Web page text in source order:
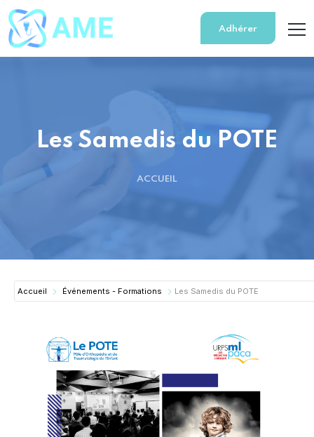
Adhérer
Les Samedis du POTE
ACCUEIL
Accueil Événements - Formations Les Samedis du POTE